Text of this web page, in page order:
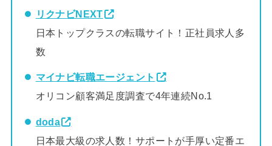
リクナビNEXT
日本トップクラスの転職サイト！正社員求人多
数
マイナビ転職エージェント
オリコン顧客満足度調査で4年連続No.1
doda
日本最大級の求人数！サポートが手厚い定番エ